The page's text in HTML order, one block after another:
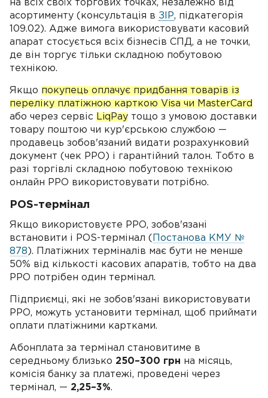
на всіх своїх торгових точках, незалежно від
асортименту (консультація в ЗІР, підкатегорія
109.02). Адже вимога використовувати касовий
апарат стосується всіх бізнесів СПД, а не точки,
де він торгує тільки складною побутовою
технікою.
Якщо покупець оплачує придбання товарів із
переліку платіжною карткою Visa чи MasterCard
або через сервіс LiqPay тощо з умовою доставки
товару поштою чи кур'єрською службою —
продавець зобов'язаний видати розрахунковий
документ (чек РРО) і гарантійний талон. Тобто в
разі торгівлі складною побутовою технікою
онлайн РРО використовувати потрібно.
POS-термінал
Якщо використовуєте РРО, зобов'язані
встановити і POS-термінал (
Постанова КМУ №
878 ). Платіжних терміналів має бути не менше
50% від кількості касових апаратів, тобто на два
РРО потрібен один термінал.
Підприємці, які не зобов'язані використовувати
РРО, можуть установити термінал, щоб приймати
оплати платіжними картками.
Абонплата за термінал становитиме в
середньому близько 250–300 грн на місяць,
комісія банку за платежі, проведені через
термінал, — 2,25–3%.